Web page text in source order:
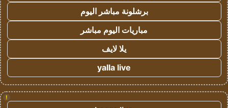
برشلونة مباشر اليوم
مباريات اليوم مباشر
يلا لايف
yalla live
!